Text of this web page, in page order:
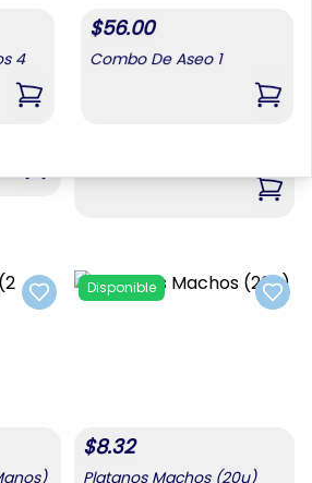
,Cafe Siboney 250 G
,
Add to favorites Add
Disponible
$8.32
Platanos Machos (20u)
4
,Combo De Alimentos 4
$56.00
Combo De Aseo 1
,